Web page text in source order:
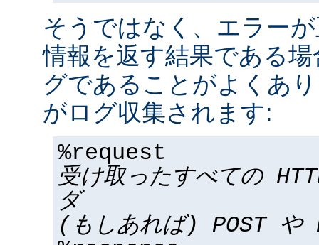
そうではなく、エラー
情報を返す結果である
グであることがよくあ
がログ収集されます:
%request
受け取ったすべての
ダ
(もしあれば) POST や